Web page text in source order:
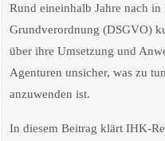
Rund eineinhalb Jahre nach
Grundverordnung (DSGVO)
über ihre Umsetzung und
Agenturen unsicher, was zu
anzuwenden ist.
In diesem Beitrag klärt IHK-